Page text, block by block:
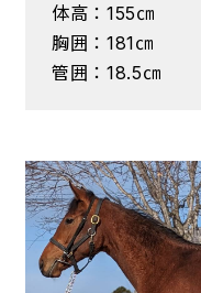
体高：155㎝
胸囲：181㎝
管囲：18.5㎝